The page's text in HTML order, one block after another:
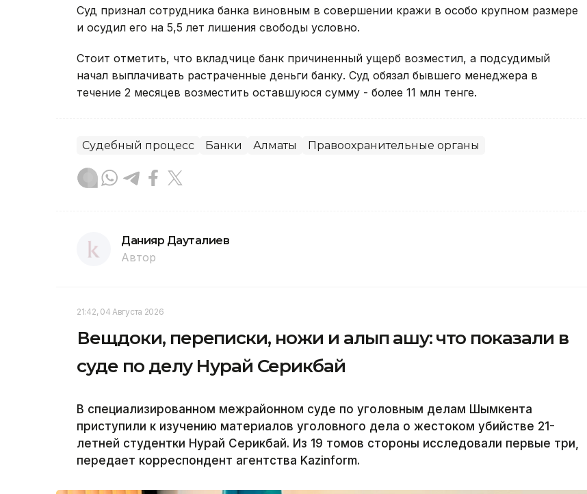
Суд признал сотрудника банка виновным в совершении кражи в особо крупном размере
и осудил его на 5,5 лет лишения свободы условно.
Стоит отметить, что вкладчице банк причиненный ущерб возместил, а подсудимый
начал выплачивать растраченные деньги банку. Суд обязал бывшего менеджера в
течение 2 месяцев возместить оставшуюся сумму - более 11 млн тенге.
Судебный процесс Банки Алматы Правоохранительные органы
Данияр Дауталиев
Автор
21:42, 04 Августа 2026
Вещдоки, переписки, ножи и алып қашу: что показали в
суде по делу Нурай Серикбай
В специализированном межрайонном суде по уголовным делам Шымкента
приступили к изучению материалов уголовного дела о жестоком убийстве 21-
летней студентки Нурай Серикбай. Из 19 томов стороны исследовали первые три,
передает корреспондент агентства Kazinform.